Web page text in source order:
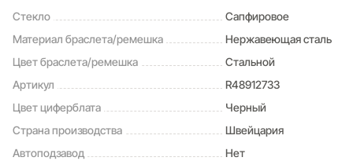
Стекло
Сапфировое
Материал браслета/ремешка
Нержавеющая сталь
Цвет браслета/ремешка
Стальной
Артикул
R48912733
Цвет циферблата
Черный
Страна производства
Швейцария
Автоподзавод
Нет